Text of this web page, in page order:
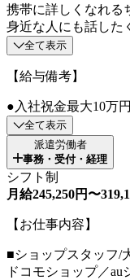
携帯に詳しくなれる
身近な人にも話し
全て表示
【給与備考】
●入社祝金最大10万
全て表示
派遣労働者
事務・受付・経理
シフト制
月給245,250円〜
【お仕事内容】
■ショップスタッフ/
ドコモショップ／